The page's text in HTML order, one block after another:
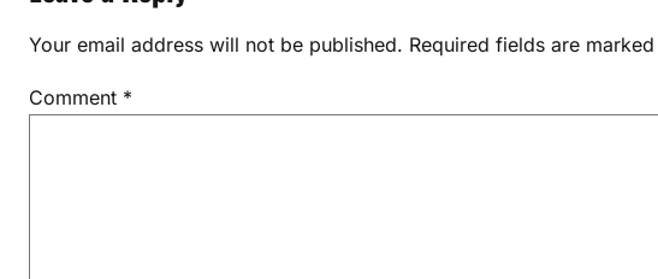
Your email address will not be published. Required fields are marked
Comment *